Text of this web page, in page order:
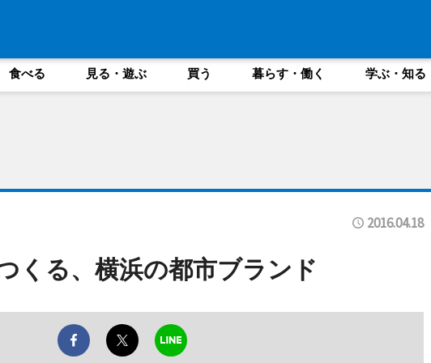
食べる 見る・遊ぶ 買う 暮らす・働く 学ぶ・知る
2016.04.18
くる、横浜の都市ブランド